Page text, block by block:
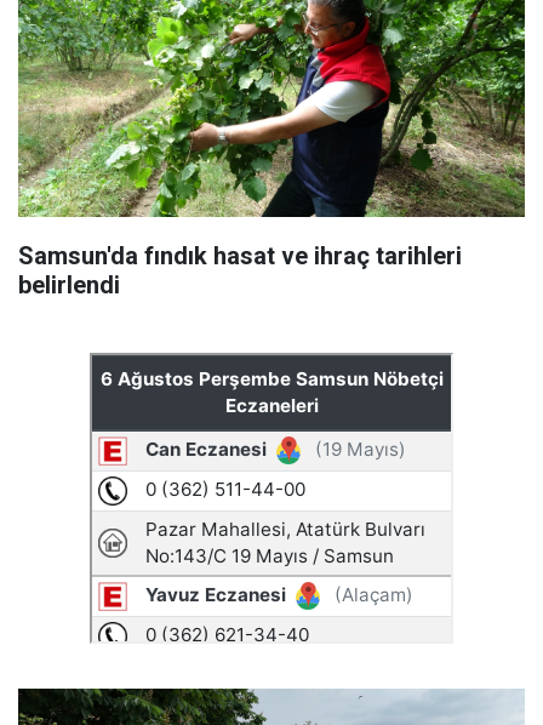
Samsun'da fındık hasat ve ihraç tarihleri
belirlendi